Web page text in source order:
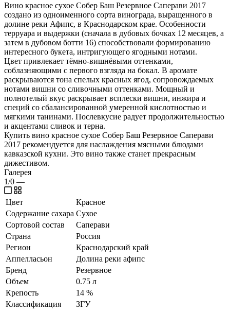
Вино красное сухое Собер Баш Резервное Саперави 2017
создано из одноименного сорта винограда, выращенного в
долине реки Афипс, в Краснодарском крае. Особенности
терруара и выдержки (сначала в дубовых бочках 12 месяцев, а
затем в дубовом ботти 16) способствовали формированию
интересного букета, интригующего ягодными нотами.
Цвет привлекает тёмно-вишнёвыми оттенками,
соблазняющими с первого взгляда на бокал. В аромате
раскрываются тона спелых красных ягод, сопровождаемых
нотами вишни со сливочными оттенками. Мощный и
полнотелый вкус раскрывает всплески вишни, инжира и
специй со сбалансированной умеренной кислотностью и
мягкими танинами. Послевкусие радует продолжительностью
и акцентами сливок и терна.
Купить вино красное сухое Собер Баш Резервное Саперави
2017 рекомендуется для наслаждения мясными блюдами
кавказской кухни. Это вино также станет прекрасным
дижестивом.
Галерея
1/0 —
Цвет
Красное
Содержание сахара Сухое
Сортовой состав
Саперави
Страна
Россия
Регион
Краснодарский край
Аппелласьон
Долина реки афипс
Бренд
Резервное
Объем
0.75 л
Крепость
14 %
Классификация
ЗГУ